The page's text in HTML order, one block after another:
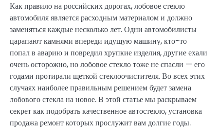
Как правило на российских дорогах, лобовое стекло
автомобиля является расходным материалом и должно
заменяться каждые несколько лет. Одни автомобилисты
царапают камнями впереди идущую машину, кто-то
попал в аварию и повредил хрупкие изделия, другие ехали
очень осторожно, но лобовое стекло тоже не спасли — его
годами протирали щеткой стеклоочистителя. Во всех этих
случаях наиболее правильным решением будет замена
лобового стекла на новое. В этой статье мы раскрываем
секрет как подобрать качественное автостекло, установка
продажа ремонт которых прослужит вам долгие годы.